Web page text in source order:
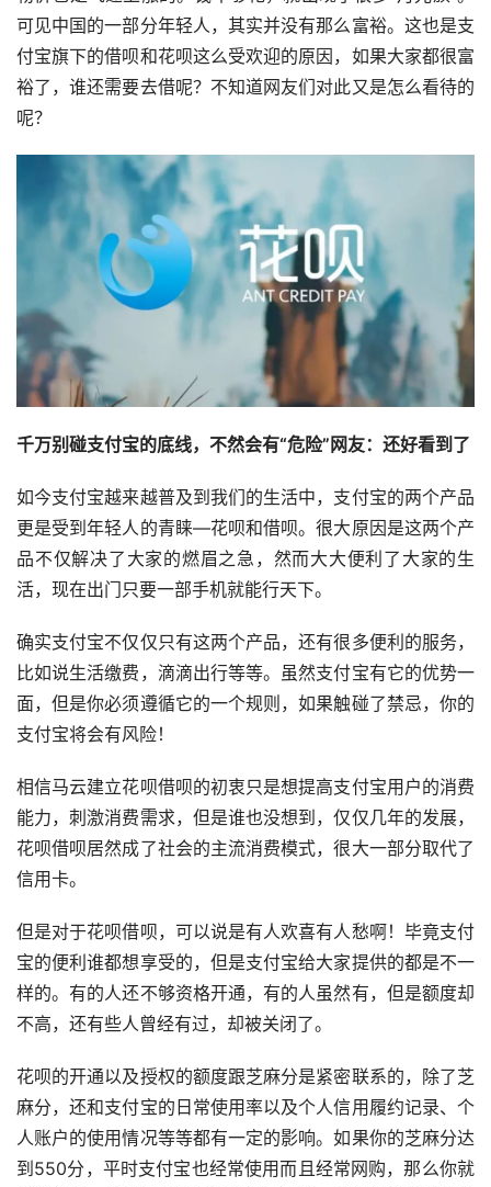
可见中国的一部分年轻人，其实并没有那么富裕。这也是支
付宝旗下的借呗和花呗这么受欢迎的原因，如果大家都很富
裕了，谁还需要去借呢？不知道网友们对此又是怎么看待的
呢？
千万别碰支付宝的底线，不然会有“危险”网友：还好看到了
如今支付宝越来越普及到我们的生活中，支付宝的两个产品
更是受到年轻人的青睐—花呗和借呗。很大原因是这两个产
品不仅解决了大家的燃眉之急，然而大大便利了大家的生
活，现在出门只要一部手机就能行天下。
确实支付宝不仅仅只有这两个产品，还有很多便利的服务，
比如说生活缴费，滴滴出行等等。虽然支付宝有它的优势一
面，但是你必须遵循它的一个规则，如果触碰了禁忌，你的
支付宝将会有风险！
相信马云建立花呗借呗的初衷只是想提高支付宝用户的消费
能力，刺激消费需求，但是谁也没想到，仅仅几年的发展，
花呗借呗居然成了社会的主流消费模式，很大一部分取代了
信用卡。
但是对于花呗借呗，可以说是有人欢喜有人愁啊！毕竟支付
宝的便利谁都想享受的，但是支付宝给大家提供的都是不一
样的。有的人还不够资格开通，有的人虽然有，但是额度却
不高，还有些人曾经有过，却被关闭了。
花呗的开通以及授权的额度跟芝麻分是紧密联系的，除了芝
麻分，还和支付宝的日常使用率以及个人信用履约记录、个
人账户的使用情况等等都有一定的影响。如果你的芝麻分达
到550分，平时支付宝也经常使用而且经常网购，那么你就